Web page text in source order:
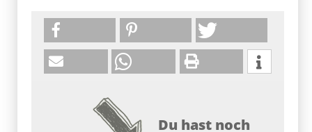
Du hast noch